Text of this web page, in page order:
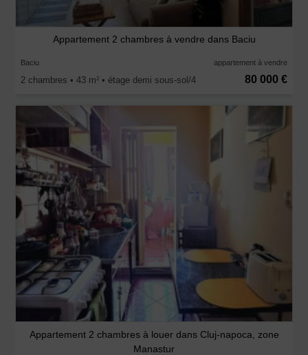
Appartement 2 chambres à vendre dans Baciu
Baciu appartement à vendre
2 chambres • 43 m2 • étage demi sous-sol/4 80 000 €
Appartement 2 chambres à louer dans Cluj-napoca, zone
Manastur